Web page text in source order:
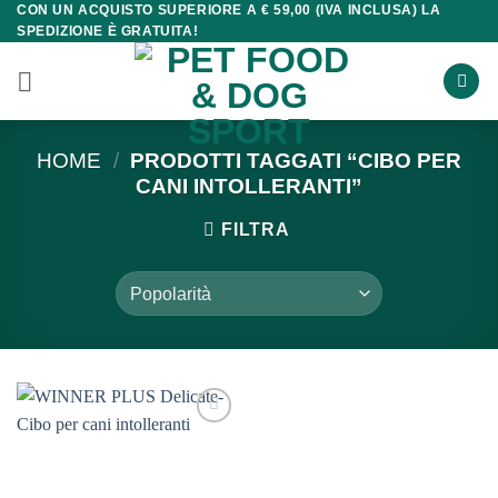
Salta
ai
contenuti
CON UN ACQUISTO SUPERIORE A € 59,00 (IVA INCLUSA) LA
SPEDIZIONE È GRATUITA!
HOME / PRODOTTI TAGGATI “CIBO PER
CANI INTOLLERANTI”
FILTRA